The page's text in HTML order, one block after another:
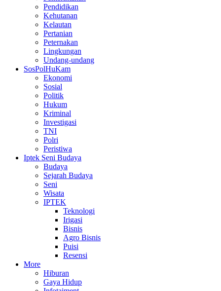
Pendidikan
Kehutanan
Kelautan
Pertanian
Peternakan
Lingkungan
Undang-undang
SosPolHuKam
Ekonomi
Sosial
Politik
Hukum
Kriminal
Investigasi
TNI
Polri
Peristiwa
Iptek Seni Budaya
Budaya
Sejarah Budaya
Seni
Wisata
IPTEK
Teknologi
Irigasi
Bisnis
Agro Bisnis
Puisi
Resensi
More
Hiburan
Gaya Hidup